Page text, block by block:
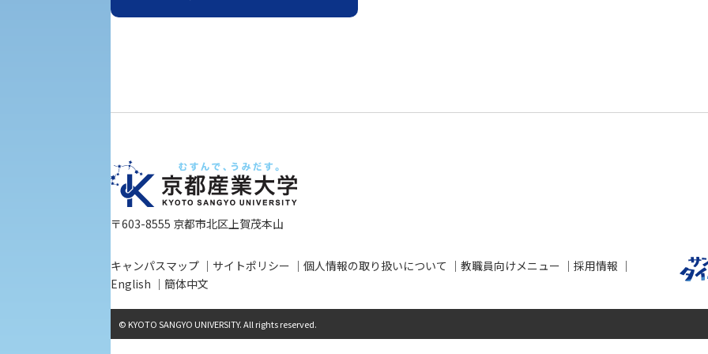
修学支援制度の申請手続き
〒603-8555 京都市北区上賀茂本山
キャンパスマップ サイトポリシー 個人情報の取り扱いについて 教職員向けメニュー
採用情報
English
簡体中文
© KYOTO SANGYO UNIVERSITY. All rights reserved.